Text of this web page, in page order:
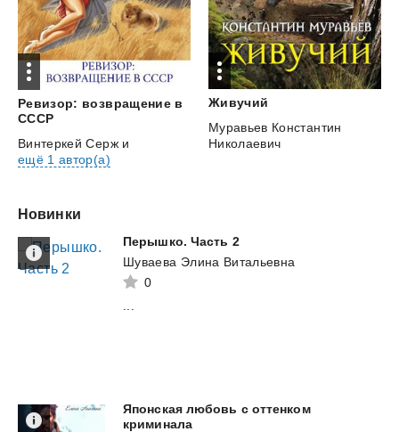
Ревизор: возвращение в
СССР
Винтеркей Сержи
ещё 1 автор(а)
Живучий
Муравьев Константин
Николаевич
Новинки
Перышко. Часть 2
Шуваева Элина Витальевна
0
Японская любовь с оттенком
криминала